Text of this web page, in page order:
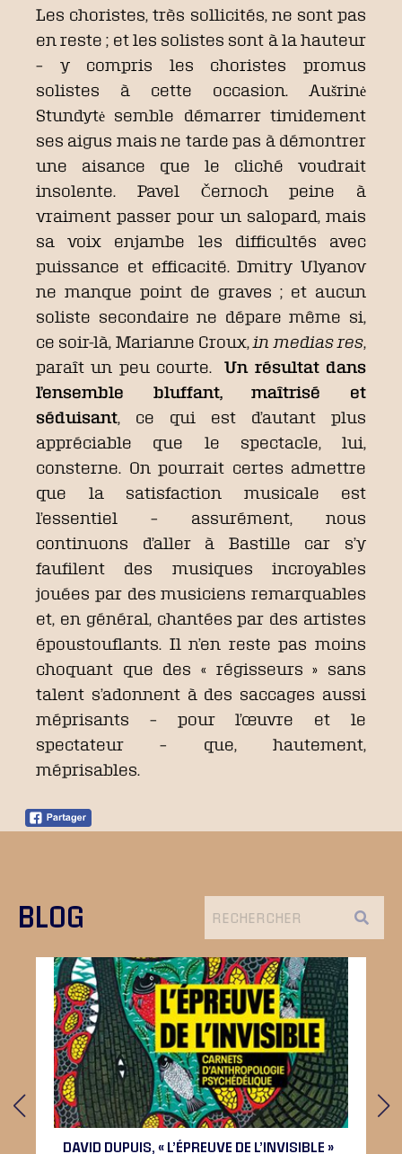
Les choristes, très sollicités, ne sont pas
en reste ; et les solistes sont à la hauteur
– y compris les choristes promus
solistes à cette occasion. Aušrinė
Stundytė semble démarrer timidement
ses aigus mais ne tarde pas à démontrer
une aisance que le cliché voudrait
insolente. Pavel Černoch peine à
vraiment passer pour un salopard, mais
sa voix enjambe les difficultés avec
puissance et efficacité. Dmitry Ulyanov
ne manque point de graves ; et aucun
soliste secondaire ne dépare même si,
ce soir-là, Marianne Croux, in medias res,
paraît un peu courte.Un résultat dans
l’ensemble bluffant, maîtrisé et
séduisant, ce qui est d’autant plus
appréciable que le spectacle, lui,
consterne. On pourrait certes admettre
que la satisfaction musicale est
l’essentiel – assurément, nous
continuons d’aller à Bastille car s’y
faufilent des musiques incroyables
jouées par des musiciens remarquables
et, en général, chantées par des artistes
époustouflants. Il n’en reste pas moins
choquant que des « régisseurs » sans
talent s’adonnent à des saccages aussi
méprisants – pour l’œuvre et le
spectateur – que, hautement,
méprisables.
BLOG
DAVID DUPUIS, « L’ÉPREUVE DE L’INVISIBLE »